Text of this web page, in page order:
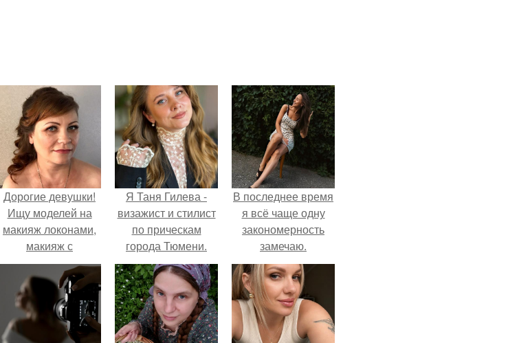
Дорогие девушки!
Ищу моделей на
макияж локонами,
макияж с
причёской, а также
на коррекцию
бровей и
окрашивание хной.
Я Таня Гилева -
визажист и стилист
по прическам
города Тюмени.
В последнее время
я всё чаще одну
закономерность
замечаю.